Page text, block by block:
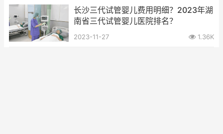
长沙三代试管婴儿费用明细？2023年湖
南省三代试管婴儿医院排名？
2023-11-27 1.36K